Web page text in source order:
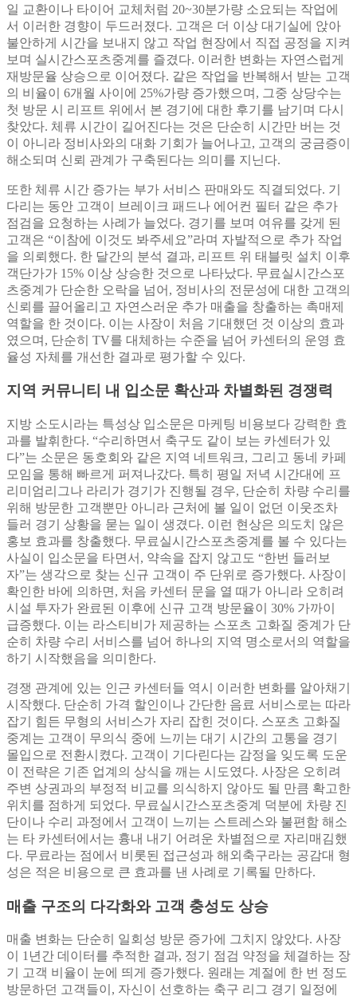
일 교환이나 타이어 교체처럼 20~30분가량 소요되는 작업에
서 이러한 경향이 두드러졌다. 고객은 더 이상 대기실에 앉아
불안하게 시간을 보내지 않고 작업 현장에서 직접 공정을 지켜
보며 실시간스포츠중계를 즐겼다. 이러한 변화는 자연스럽게
재방문율 상승으로 이어졌다. 같은 작업을 반복해서 받는 고객
의 비율이 6개월 사이에 25%가량 증가했으며, 그중 상당수는
첫 방문 시 리프트 위에서 본 경기에 대한 후기를 남기며 다시
찾았다. 체류 시간이 길어진다는 것은 단순히 시간만 버는 것
이 아니라 정비사와의 대화 기회가 늘어나고, 고객의 궁금증이
해소되며 신뢰 관계가 구축된다는 의미를 지닌다.
또한 체류 시간 증가는 부가 서비스 판매와도 직결되었다. 기
다리는 동안 고객이 브레이크 패드나 에어컨 필터 같은 추가
점검을 요청하는 사례가 늘었다. 경기를 보며 여유를 갖게 된
고객은 “이참에 이것도 봐주세요”라며 자발적으로 추가 작업
을 의뢰했다. 한 달간의 분석 결과, 리프트 위 태블릿 설치 이후
객단가가 15% 이상 상승한 것으로 나타났다. 무료실시간스포
츠중계가 단순한 오락을 넘어, 정비사의 전문성에 대한 고객의
신뢰를 끌어올리고 자연스러운 추가 매출을 창출하는 촉매제
역할을 한 것이다. 이는 사장이 처음 기대했던 것 이상의 효과
였으며, 단순히 TV를 대체하는 수준을 넘어 카센터의 운영 효
율성 자체를 개선한 결과로 평가할 수 있다.
지역 커뮤니티 내 입소문 확산과 차별화된 경쟁력
지방 소도시라는 특성상 입소문은 마케팅 비용보다 강력한 효
과를 발휘한다. “수리하면서 축구도 같이 보는 카센터가 있
다”는 소문은 동호회와 같은 지역 네트워크, 그리고 동네 카페
모임을 통해 빠르게 퍼져나갔다. 특히 평일 저녁 시간대에 프
리미엄리그나 라리가 경기가 진행될 경우, 단순히 차량 수리를
위해 방문한 고객뿐만 아니라 근처에 볼 일이 없던 이웃조차
들러 경기 상황을 묻는 일이 생겼다. 이런 현상은 의도치 않은
홍보 효과를 창출했다. 무료실시간스포츠중계를 볼 수 있다는
사실이 입소문을 타면서, 약속을 잡지 않고도 “한번 들러보
자”는 생각으로 찾는 신규 고객이 주 단위로 증가했다. 사장이
확인한 바에 의하면, 처음 카센터 문을 열 때가 아니라 오히려
시설 투자가 완료된 이후에 신규 고객 방문율이 30% 가까이
급증했다. 이는 라스티비가 제공하는 스포츠 고화질 중계가 단
순히 차량 수리 서비스를 넘어 하나의 지역 명소로서의 역할을
하기 시작했음을 의미한다.
경쟁 관계에 있는 인근 카센터들 역시 이러한 변화를 알아채기
시작했다. 단순히 가격 할인이나 간단한 음료 서비스로는 따라
잡기 힘든 무형의 서비스가 자리 잡힌 것이다. 스포츠 고화질
중계는 고객이 무의식 중에 느끼는 대기 시간의 고통을 경기
몰입으로 전환시켰다. 고객이 기다린다는 감정을 잊도록 도운
이 전략은 기존 업계의 상식을 깨는 시도였다. 사장은 오히려
주변 상권과의 부정적 비교를 의식하지 않아도 될 만큼 확고한
위치를 점하게 되었다. 무료실시간스포츠중계 덕분에 차량 진
단이나 수리 과정에서 고객이 느끼는 스트레스와 불편함 해소
는 타 카센터에서는 흉내 내기 어려운 차별점으로 자리매김했
다. 무료라는 점에서 비롯된 접근성과 해외축구라는 공감대 형
성은 적은 비용으로 큰 효과를 낸 사례로 기록될 만하다.
매출 구조의 다각화와 고객 충성도 상승
매출 변화는 단순히 일회성 방문 증가에 그치지 않았다. 사장
이 1년간 데이터를 추적한 결과, 정기 점검 약정을 체결하는 장
기 고객 비율이 눈에 띄게 증가했다. 원래는 계절에 한 번 정도
방문하던 고객들이, 자신이 선호하는 축구 리그 경기 일정에